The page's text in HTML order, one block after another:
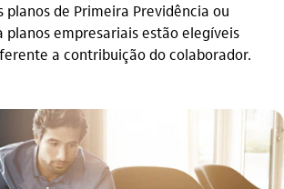
planos de Primeira Previdência ou
planos empresariais estão elegíveis
a contribuição do colaborador.